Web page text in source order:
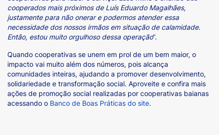
cooperados mais próximos de Luís Eduardo Magalhães,
justamente para não onerar e podermos atender essa
necessidade dos nossos irmãos em situação de calamidade.
Então, estou muito orgulhoso dessa operação”.
Quando cooperativas se unem em prol de um bem maior, o
impacto vai muito além dos números, pois alcança
comunidades inteiras, ajudando a promover desenvolvimento,
solidariedade e transformação social. Aproveite e confira mais
ações de promoção social realizadas por cooperativas baianas
acessando o Banco de Boas Práticas do site.